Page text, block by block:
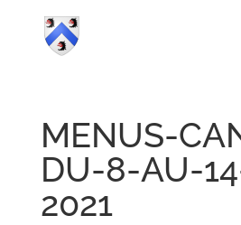
MENUS-
DU-8-AU-
2021